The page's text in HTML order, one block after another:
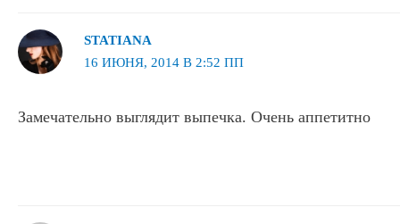
STATIANA
16 ИЮНЯ, 2014 В 2:52 ПП
Замечательно выглядит выпечка. Очень аппетитно